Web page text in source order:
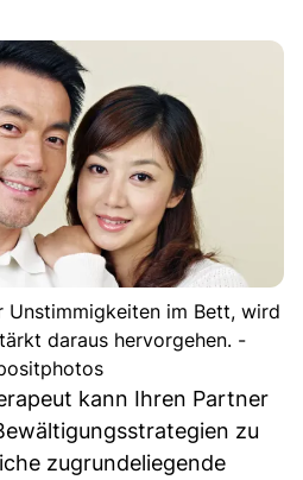
Unstimmigkeiten im Bett, wird
daraus hervorgehen. -
kann Ihren Partner
zu
zugrundeliegende